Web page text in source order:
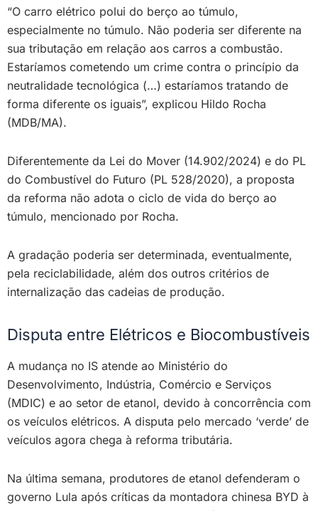
“O carro elétrico polui do berço ao túmulo,
especialmente no túmulo. Não poderia ser diferente na
sua tributação em relação aos carros a combustão.
Estaríamos cometendo um crime contra o princípio da
neutralidade tecnológica (…) estaríamos tratando de
forma diferente os iguais”, explicou Hildo Rocha
(MDB/MA).
Diferentemente da Lei do Mover (14.902/2024) e do PL
do Combustível do Futuro (PL 528/2020), a proposta
da reforma não adota o ciclo de vida do berço ao
túmulo, mencionado por Rocha.
A gradação poderia ser determinada, eventualmente,
pela reciclabilidade, além dos outros critérios de
internalização das cadeias de produção.
Disputa entre Elétricos e Biocombustíveis
A mudança no IS atende ao Ministério do
Desenvolvimento, Indústria, Comércio e Serviços
(MDIC) e ao setor de etanol, devido à concorrência com
os veículos elétricos. A disputa pelo mercado ‘verde’ de
veículos agora chega à reforma tributária.
Na última semana, produtores de etanol defenderam o
governo Lula após críticas da montadora chinesa BYD à